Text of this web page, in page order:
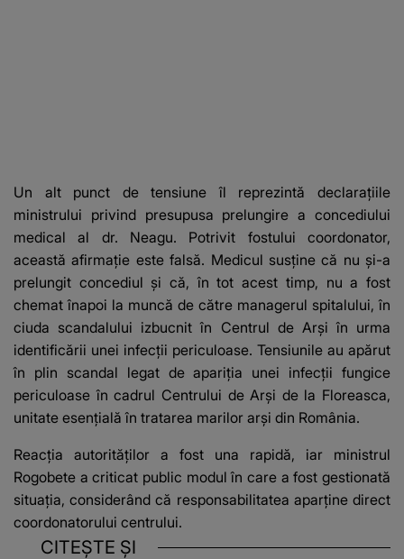
Un alt punct de tensiune îl reprezintă declarațiile
ministrului privind presupusa prelungire a concediului
medical al dr. Neagu. Potrivit fostului coordonator,
această afirmație este falsă. Medicul susține că nu și-a
prelungit concediul și că, în tot acest timp, nu a fost
chemat înapoi la muncă de către managerul spitalului, în
ciuda scandalului izbucnit în Centrul de Arși în urma
identificării unei infecții periculoase. Tensiunile au apărut
în plin scandal legat de apariția unei infecții fungice
periculoase în cadrul Centrului de Arși de la Floreasca,
unitate esențială în tratarea marilor arși din România.
Reacția autorităților a fost una rapidă, iar ministrul
Rogobete a criticat public modul în care a fost gestionată
situația, considerând că responsabilitatea aparține direct
coordonatorului centrului.
CITEȘTE ȘI